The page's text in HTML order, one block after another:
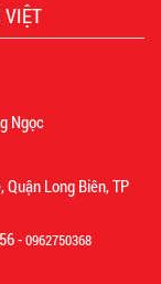
VIỆT
Ngọc
Long Biên, TP
-0962750368